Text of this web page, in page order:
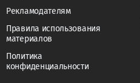
Рекламодателям
Правила использования
материалов
Политика
конфиденциальности